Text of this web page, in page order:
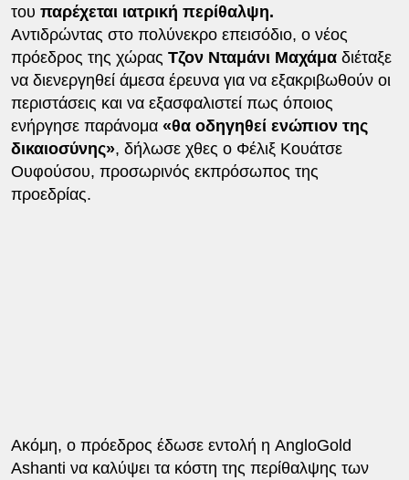
του παρέχεται ιατρική περίθαλψη.
Αντιδρώντας στο πολύνεκρο επεισόδιο, ο νέος
πρόεδρος της χώρας Τζον Νταμάνι Μαχάμα διέταξε
να διενεργηθεί άμεσα έρευνα για να εξακριβωθούν οι
περιστάσεις και να εξασφαλιστεί πως όποιος
ενήργησε παράνομα «θα οδηγηθεί ενώπιον της
δικαιοσύνης», δήλωσε χθες ο Φέλιξ Κουάτσε
Ουφούσου, προσωρινός εκπρόσωπος της
προεδρίας.
Ακόμη, ο πρόεδρος έδωσε εντολή η AngloGold
Ashanti να καλύψει τα κόστη της περίθαλψης των